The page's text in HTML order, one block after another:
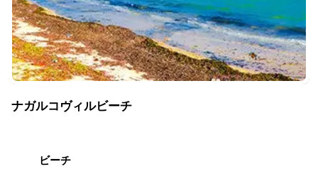
ナガルコヴィルビーチ
ビーチ